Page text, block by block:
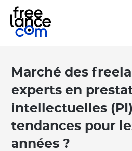
Marché des
experts en
intellectuelles
tendances pour
années ?